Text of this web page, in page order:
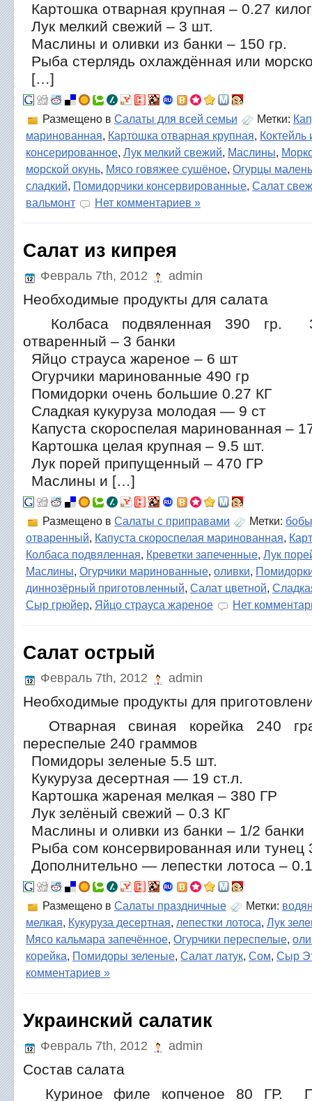
Картошка отварная крупная – 0.27
Лук мелкий свежий – 3 шт.
Маслины и оливки из банки – 150 гр.
Рыба стерлядь охлаждённая или
[…]
Размещено в Салаты для всей семьи Метки:
маринованная, Картошка отварная крупная, Коктейль
консерированное, Лук мелкий свежий, Маслины,
морской окунь, Мясо говяжее сушёное, Огурцы
сладкий, Помидорчики консервированные, Салат
вальмонт
Нет комментариев »
Салат из кипрея
Февраль 7th, 2012 admin
Необходимые продукты для салата
Колбаса подвяленная 390 гр.
отваренный – 3 банки
Яйцо страуса жареное – 6 шт
Огурчики маринованные 490 гр
Помидорки очень большие 0.27 КГ
Сладкая кукуруза молодая — 9 ст
Капуста скороспелая маринованная –
Картошка целая крупная – 9.5 шт.
Лук порей припущенный – 470 ГР
Маслины и […]
Размещено в Салаты с приправами Метки: бобы
отваренный, Капуста скороспелая маринованная,
Колбаса подвяленная, Креветки запеченные, Лук
Маслины, Огурчики маринованные, оливки,
диннозёрный приготовленный, Салат цветной,
Сыр грюйер, Яйцо страуса жареное Нет
Салат острый
Февраль 7th, 2012 admin
Необходимые продукты для
Отварная свиная корейка 240
переспелые 240 граммов
Помидоры зеленые 5.5 шт.
Кукуруза десертная — 19 ст.л.
Картошка жареная мелкая – 380 ГР
Лук зелёный свежий – 0.3 КГ
Маслины и оливки из банки – 1/2 банки
Рыба сом консервированная или тунец
Дополнительно — лепестки лотоса –
Размещено в Салаты праздничные Метки:
мелкая, Кукуруза десертная, лепестки лотоса, Лук
Мясо кальмара запечённое, Огурчики переспелые,
корейка, Помидоры зеленые, Салат латук, Сом, Сыр
комментариев »
Украинский салатик
Февраль 7th, 2012 admin
Состав салата
Куриное филе копченое 80 ГР.